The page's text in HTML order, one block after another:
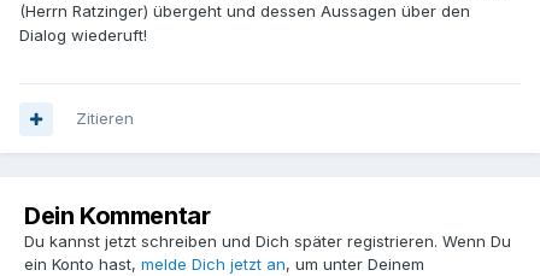
(Herrn Ratzinger) übergeht und dessen Aussagen über den
Dialog wiederuft!
Zitieren
Dein Kommentar
Du kannst jetzt schreiben und Dich später registrieren. Wenn Du
ein Konto hast, melde Dich jetzt an, um unter Deinem